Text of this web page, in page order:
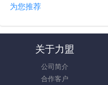
为您推荐
关于力盟
公司简介
合作客户